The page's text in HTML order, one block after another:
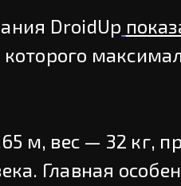
DroidUp
которого
м, вес — 32 кг,
Главная